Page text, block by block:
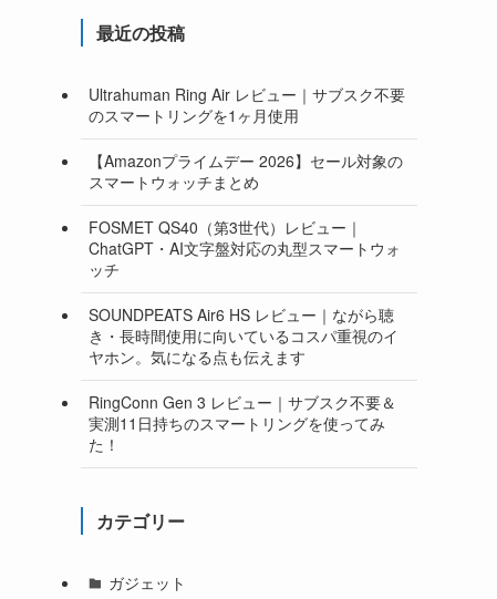
最近の投稿
Ultrahuman Ring Air レビュー｜サブスク不要
のスマートリングを1ヶ月使用
【Amazonプライムデー 2026】セール対象の
スマートウォッチまとめ
FOSMET QS40（第3世代）レビュー｜
ChatGPT・AI文字盤対応の丸型スマートウォ
ッチ
SOUNDPEATS Air6 HS レビュー｜ながら聴
き・長時間使用に向いているコスパ重視のイ
ヤホン。気になる点も伝えます
RingConn Gen 3 レビュー｜サブスク不要＆
実測11日持ちのスマートリングを使ってみ
た！
カテゴリー
ガジェット